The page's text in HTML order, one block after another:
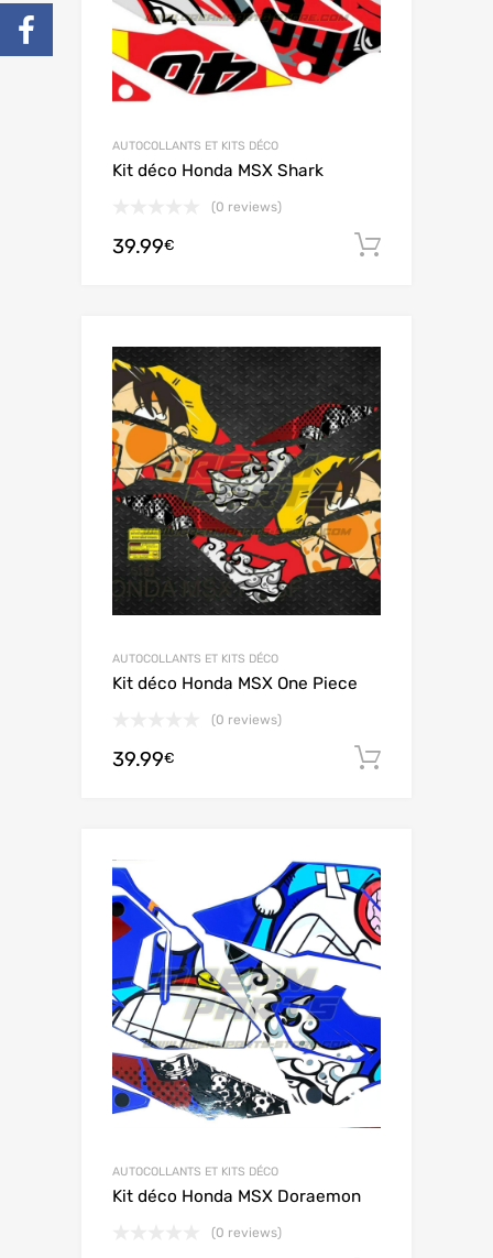
AUTOCOLLANTS ET KITS DÉCO
Kit déco Honda MSX Shark
(0 reviews)
39.99€
AUTOCOLLANTS ET KITS DÉCO
Kit déco Honda MSX One Piece
(0 reviews)
39.99€
AUTOCOLLANTS ET KITS DÉCO
Kit déco Honda MSX Doraemon
(0 reviews)